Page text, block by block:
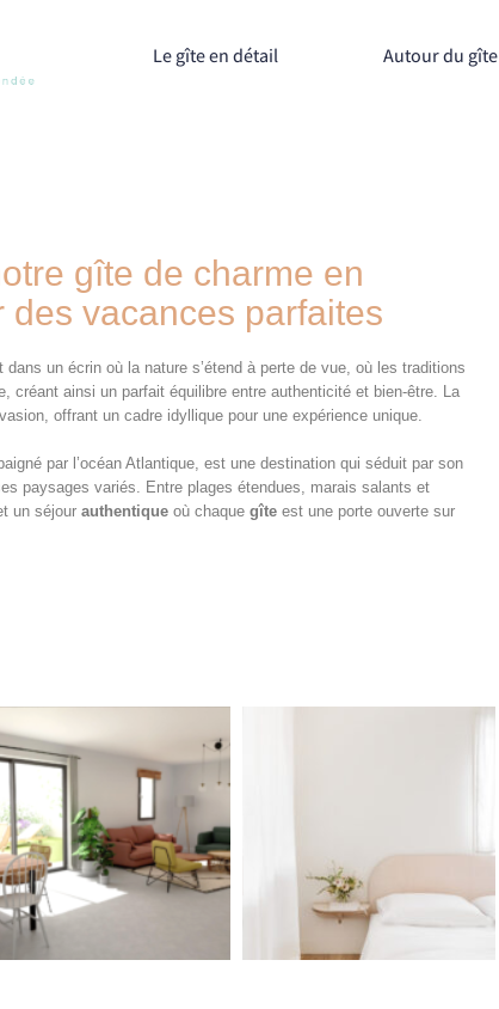
Le gîte en détail Autour du gîte
gîte de charme en
des vacances parfaites
dans un écrin où la nature s’étend à perte de vue, où les traditions
créant ainsi un parfait équilibre entre authenticité et bien-être. La
offrant un cadre idyllique pour une expérience unique.
par l’océan Atlantique, est une destination qui séduit par son
paysages variés. Entre plages étendues, marais salants et
un séjour authentiqueoù chaque gîteest une porte ouverte sur